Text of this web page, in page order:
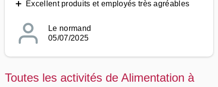
➕ Excellent produits et employés très agréables
Le normand
05/07/2025
Toutes les activités de Alimentation à